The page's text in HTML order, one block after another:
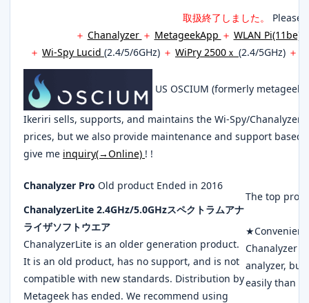
取扱終了しました。 Please
＋ Chanalyzer ＋ MetageekApp ＋ WLAN Pi(11be)
＋ Wi-Spy Lucid (2.4/5/6GHz) ＋ WiPry 2500ｘ (2.4/5GHz) ＋
US OSCIUM (formerly
Ikeriri sells, supports, and maintains the Wi-Spy/
prices, but we also provide maintenance and support based
give me inquiry(→Online) ! !
Chanalyzer Pro Old product Ended in 2016
ChanalyzerLite 2.4GHz/5.0GHzスペクトラムアナ
ライザソフトウエア
ChanalyzerLite is an older generation product.
It is an old product, has no support, and is not
compatible with new standards. Distribution by
Metageek has ended. We recommend using
The top
Chanalyzer
analyzer, but
easily than